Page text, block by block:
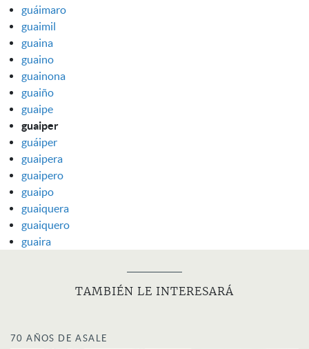
guáimaro
guaimil
guaina
guaino
guainona
guaiño
guaipe
guaiper
guáiper
guaipera
guaipero
guaipo
guaiquera
guaiquero
guaira
TAMBIÉN LE INTERESARÁ
70 AÑOS DE ASALE